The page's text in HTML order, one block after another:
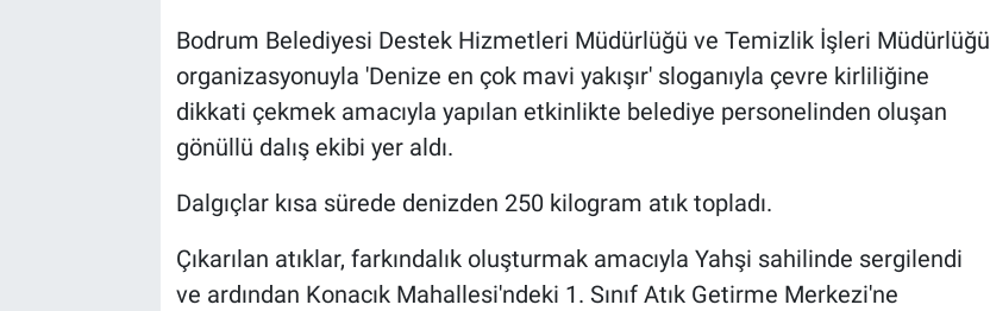
Bodrum Belediyesi Destek Hizmetleri Müdürlüğü ve Temizlik İşleri Müdürlüğü
organizasyonuyla 'Denize en çok mavi yakışır' sloganıyla çevre kirliliğine
dikkati çekmek amacıyla yapılan etkinlikte belediye personelinden oluşan
gönüllü dalış ekibi yer aldı.
Dalgıçlar kısa sürede denizden 250 kilogram atık topladı.
Çıkarılan atıklar, farkındalık oluşturmak amacıyla Yahşi sahilinde sergilendi
ve ardından Konacık Mahallesi'ndeki 1. Sınıf Atık Getirme Merkezi'ne